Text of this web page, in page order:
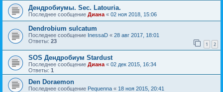
Дендробиумы. Sec. Latouria.
Последнее сообщение Диана « 02 ноя 2018, 15:06
Dendrobium sulcatum
Последнее сообщение InessaD « 28 авг 2017, 18:01
Ответы: 23 1 2
SOS Дендробиум Stardust
Последнее сообщение Диана « 02 дек 2015, 16:34
Ответы: 1
Den Doraemon
Последнее сообщение Pequenna « 18 ноя 2015, 20:41